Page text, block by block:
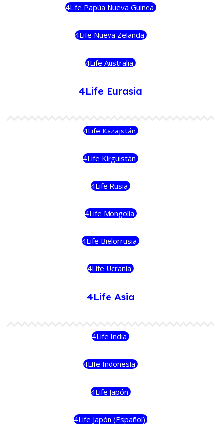
4Life Papúa Nueva Guinea
4Life Nueva Zelanda
4Life Australia
4Life Eurasia
4Life Kazajstán
4Life Kirguistán
4Life Rusia
4Life Mongolia
4Life Bielorrusia
4Life Ucrania
4Life Asia
4Life India
4Life Indonesia
4Life Japón
4Life Japón (Español)